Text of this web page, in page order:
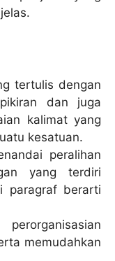
tertulis dengan
dan juga
kalimat yang
kesatuan.
peralihan
yang terdiri
paragraf berarti
memudahkan